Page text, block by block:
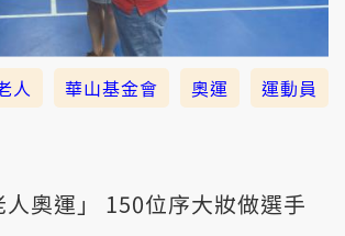
人 華山基金會 奧運
運動員
奧運」 150位序大妝做選手